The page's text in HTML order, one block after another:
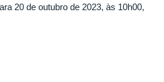
20 de outubro de 2023, às 10h00,